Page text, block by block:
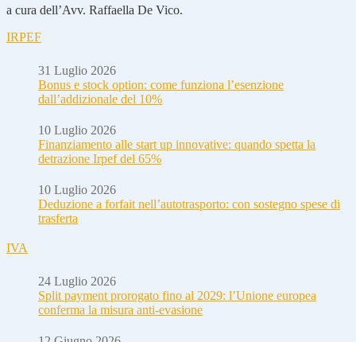
a cura dell’Avv. Raffaella De Vico.
IRPEF
31 Luglio 2026
Bonus e stock option: come funziona l’esenzione
dall’addizionale del 10%
10 Luglio 2026
Finanziamento alle start up innovative: quando spetta la
detrazione Irpef del 65%
10 Luglio 2026
Deduzione a forfait nell’autotrasporto: con sostegno spese di
trasferta
IVA
24 Luglio 2026
Split payment prorogato fino al 2029: l’Unione europea
conferma la misura anti-evasione